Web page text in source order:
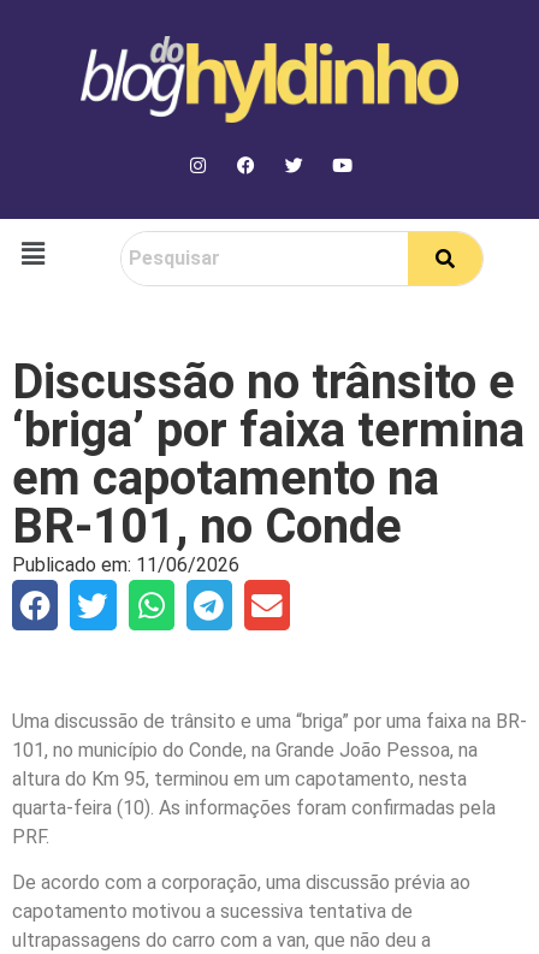
Discussão no trânsito e
‘briga’ por faixa termina
em capotamento na
BR-101, no Conde
Publicado em: 11/06/2026
Uma discussão de trânsito e uma “briga” por uma faixa na BR-
101, no município do Conde, na Grande João Pessoa, na
altura do Km 95, terminou em um capotamento, nesta
quarta-feira (10). As informações foram confirmadas pela
PRF.
De acordo com a corporação, uma discussão prévia ao
capotamento motivou a sucessiva tentativa de
ultrapassagens do carro com a van, que não deu a